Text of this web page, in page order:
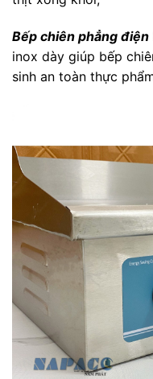
Bếp chiên phẳng điện
inox dày giúp bếp
sinh an toàn thực